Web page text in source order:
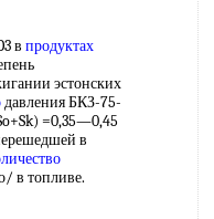
в продуктах
эстонских
давления БКЗ-75-
=0,35—0,45
в
в топливе.